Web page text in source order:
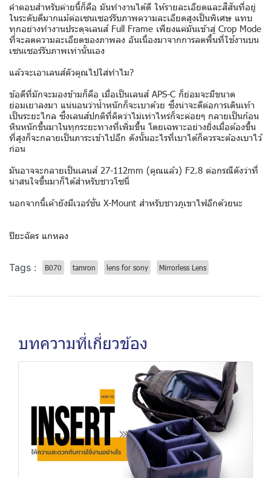
คำตอบสำหรับค่ายนี้ก็คือ มันทำงานได้ดี ให้รายละเอียดและสีสันที่อยู่
ในระดับดีมากแม้ต่อเซนเซอร์รับภาพความละเอียดสูงเป็นพิเศษ แทบ
ทุกอย่างทำงานประดุจเลนส์ Full Frame เพียงแค่มันเข้าสู่ Crop Mode
ที่จะลดความละเอียดของภาพลง อันเนื่องมาจากการลดพื้นที่ใช้งานบน
เซนเซอร์รับภาพเท่านั้นเอง
แล้วจะเอาเลนส์ตัวคูณไปใส่ทำไม?
ข้อดีที่มักจะมองข้ามก็คือ เมื่อเป็นเลนส์ APS-C ก็ย่อมจะมีขนาด
ย่อมเยาลงมา แน่นอนว่าน้ำหนักก็จะเบาด้วย ซึ่งน่าจะดีต่อการเดินเท้า
เป็นระยะไกล ซึ่งเลนส์ปกติที่คิดว่าไม่เท่าไหร่ก็จะค่อยๆ กลายเป็นก้อน
หินหนักขึ้นมาในทุกระยะทางที่เพิ่มขึ้น โดยเฉพาะอย่างยิ่งเมื่อต้องขึ้น
ที่สูงก็จะกลายเป็นภาระเข้าไปอีก ดังนั้นอะไรที่เบาได้ก็ควรจะต้องเบาไว้
ก่อน
มันอาจจะกลายเป็นเลนส์ 27-112mm (คูณแล้ว) F2.8 ต่อกรณีดังว่าที่
น่าสนใจขึ้นมาก็ได้สำหรับชาวโซนี่
นอกจากนี้เค้ายังมีเวอร์ชั่น X-Mount สำหรับชาวภูเขาไฟอีกด้วยนะ
ปิยะฉัตร แกหลง
Tags : B070 tamron lens for sony Mirrorless Lens
บทความที่เกี่ยวข้อง